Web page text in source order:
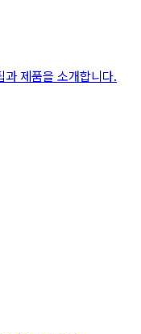
과 제품을 소개합니다.